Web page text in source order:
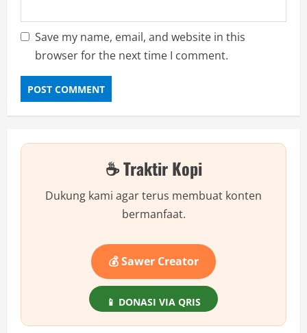
Save my name, email, and website in this
browser for the next time I comment.
☕ Traktir Kopi
Dukung kami agar terus membuat konten
bermanfaat.
💰 Sawer Creator
📱 DONASI VIA QRIS